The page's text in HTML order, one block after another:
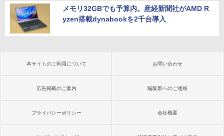
メモリ32GBでも予算内。産経新聞社がAMD R
yzen搭載dynabookを2千台導入
本サイトのご利用について お問い合わせ
広告掲載のご案内 編集部へのご連絡
プライバシーポリシー 会社概要